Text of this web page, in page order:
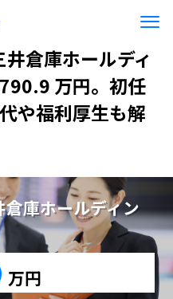
ホールディングス
井倉庫ホールディ
万円。初任
や福利厚生も解
倉庫ホールディン
万円